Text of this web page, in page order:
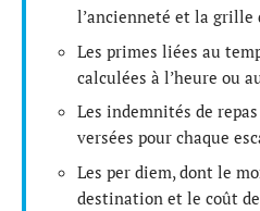
l’ancienneté et la grille
Les primes liées au
calculées à l’heure ou
Les indemnités de
versées pour chaque
Les per diem, dont le
destination et le coût